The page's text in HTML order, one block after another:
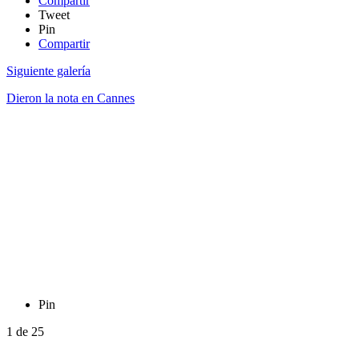
Tweet
Pin
Compartir
Siguiente galería
Dieron la nota en Cannes
Pin
1 de 25